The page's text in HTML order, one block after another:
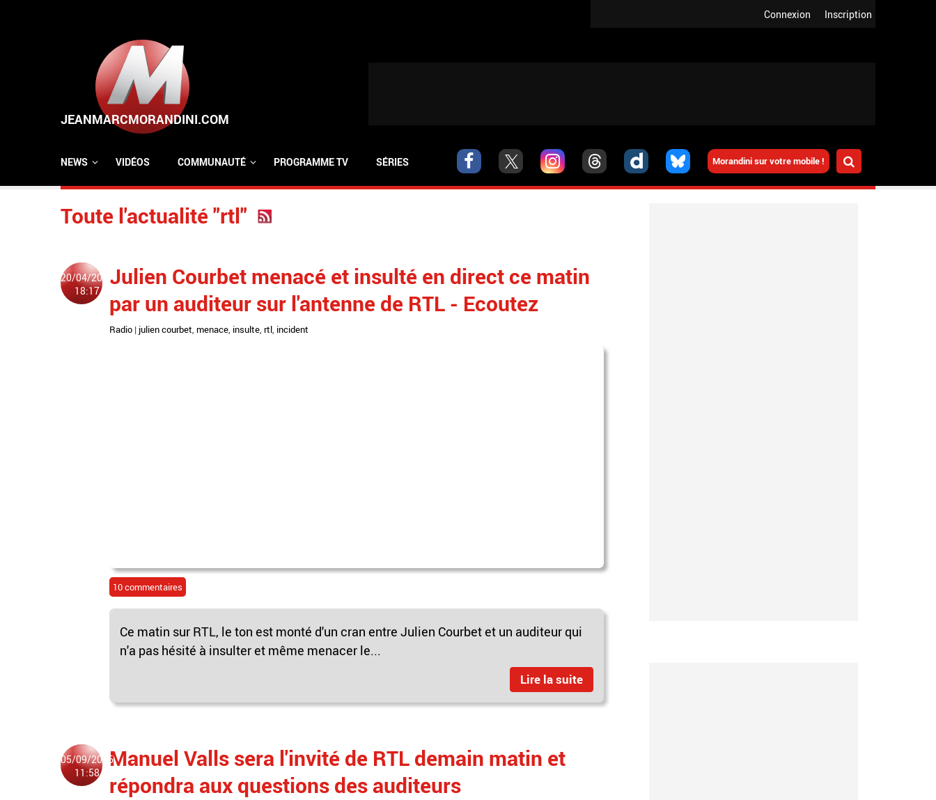
Inscription
Connexion
Morandini sur votre mobile !
NEWS VIDÉOS COMMUNAUTÉ PROGRAMME TV SÉRIES
Toute l'actualité "rtl"
20/04/2017
18:17
Julien Courbet menacé et insulté en direct ce matin
par un auditeur sur l'antenne de RTL - Ecoutez
Radio | julien courbet, menace, insulte, rtl, incident
10 commentaires
Ce matin sur RTL, le ton est monté d'un cran entre Julien Courbet et un auditeur qui
n'a pas hésité à insulter et même menacer le...
Lire la suite
05/09/2016
11:58
Manuel Valls sera l'invité de RTL demain matin et
répondra aux questions des auditeurs